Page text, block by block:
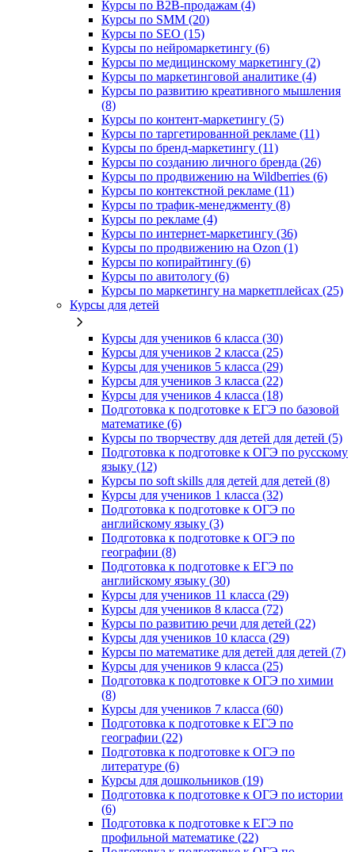
Курсы по B2B-продажам (4)
Курсы по SMM (20)
Курсы по SEO (15)
Курсы по нейромаркетингу (6)
Курсы по медицинскому маркетингу (2)
Курсы по маркетинговой аналитике (4)
Курсы по развитию креативного мышления
(8)
Курсы по контент-маркетингу (5)
Курсы по таргетированной рекламе (11)
Курсы по бренд-маркетингу (11)
Курсы по созданию личного бренда (26)
Курсы по продвижению на Wildberries (6)
Курсы по контекстной рекламе (11)
Курсы по трафик-менеджменту (8)
Курсы по рекламе (4)
Курсы по интернет-маркетингу (36)
Курсы по продвижению на Ozon (1)
Курсы по копирайтингу (6)
Курсы по авитологу (6)
Курсы по маркетингу на маркетплейсах (25)
Курсы для детей
Курсы для учеников 6 класса (30)
Курсы для учеников 2 класса (25)
Курсы для учеников 5 класса (29)
Курсы для учеников 3 класса (22)
Курсы для учеников 4 класса (18)
Подготовка к подготовке к ЕГЭ по базовой
математике (6)
Курсы по творчеству для детей для детей (5)
Подготовка к подготовке к ОГЭ по русскому
языку (12)
Курсы по soft skills для детей для детей (8)
Курсы для учеников 1 класса (32)
Подготовка к подготовке к ОГЭ по
английскому языку (3)
Подготовка к подготовке к ОГЭ по
географии (8)
Подготовка к подготовке к ЕГЭ по
английскому языку (30)
Курсы для учеников 11 класса (29)
Курсы для учеников 8 класса (72)
Курсы по развитию речи для детей (22)
Курсы для учеников 10 класса (29)
Курсы по математике для детей для детей (7)
Курсы для учеников 9 класса (25)
Подготовка к подготовке к ОГЭ по химии
(8)
Курсы для учеников 7 класса (60)
Подготовка к подготовке к ЕГЭ по
географии (22)
Подготовка к подготовке к ОГЭ по
литературе (6)
Курсы для дошкольников (19)
Подготовка к подготовке к ОГЭ по истории
(6)
Подготовка к подготовке к ЕГЭ по
профильной математике (22)